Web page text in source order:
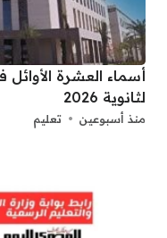
أسماء العشرة
لثانوية 2026
منذ أسبوعين تعليم